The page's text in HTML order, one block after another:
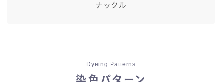
ナックル
Dyeing Patterns
染色パターン